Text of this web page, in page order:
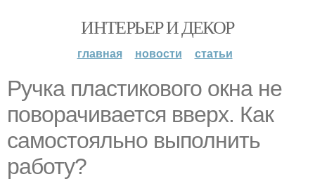
ИНТЕРЬЕР И ДЕКОР
главная новости статьи
Ручка пластикового окна не
поворачивается вверх. Как
самостояльно выполнить
работу?